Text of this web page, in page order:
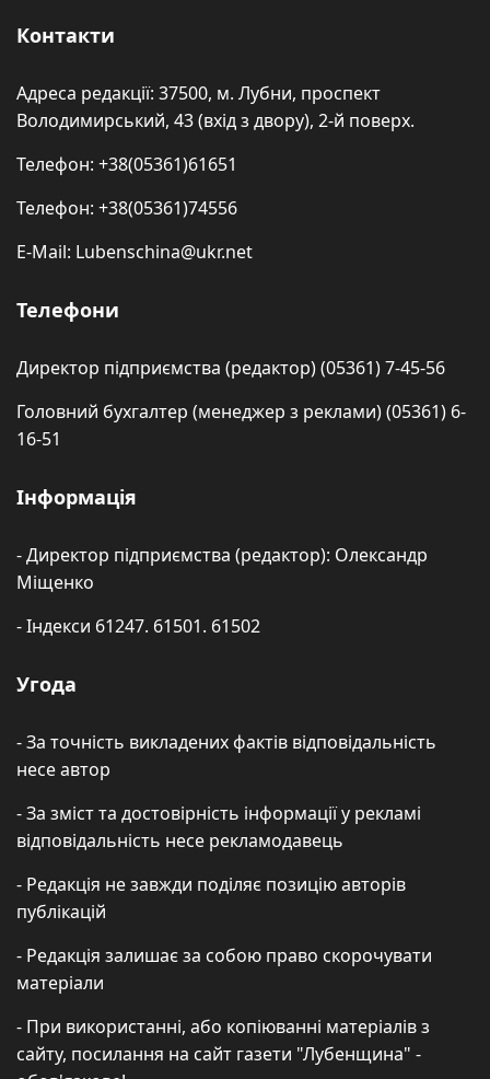
Контакти
Адреса редакції: 37500, м. Лубни, проспект
Володимирський, 43 (вхід з двору), 2-й поверх.
Телефон: +38(05361)61651
Телефон: +38(05361)74556
E-Mail: Lubenschina@ukr.net
Телефони
Директор підприємства (редактор) (05361) 7-45-56
Головний бухгалтер (менеджер з реклами) (05361) 6-
16-51
Інформація
- Директор підприємства (редактор): Олександр
Міщенко
- Індекси 61247. 61501. 61502
Угода
- За точність викладених фактів відповідальність
несе автор
- За зміст та достовірність інформації у рекламі
відповідальність несе рекламодавець
- Редакція не завжди поділяє позицію авторів
публікацій
- Редакція залишає за собою право скорочувати
матеріали
- При використанні, або копіюванні матеріалів з
сайту, посилання на сайт газети "Лубенщина" -